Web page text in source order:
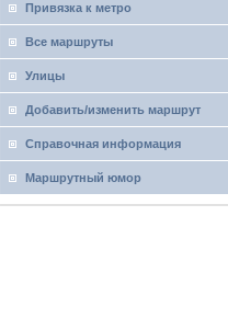
Привязка к метро
Все маршруты
Улицы
Добавить/изменить маршрут
Справочная информация
Маршрутный юмор